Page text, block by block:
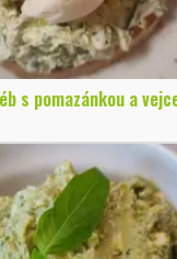
s pomazánkou a